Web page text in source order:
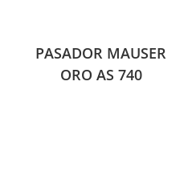
PASADOR MAUSER
ORO AS 740